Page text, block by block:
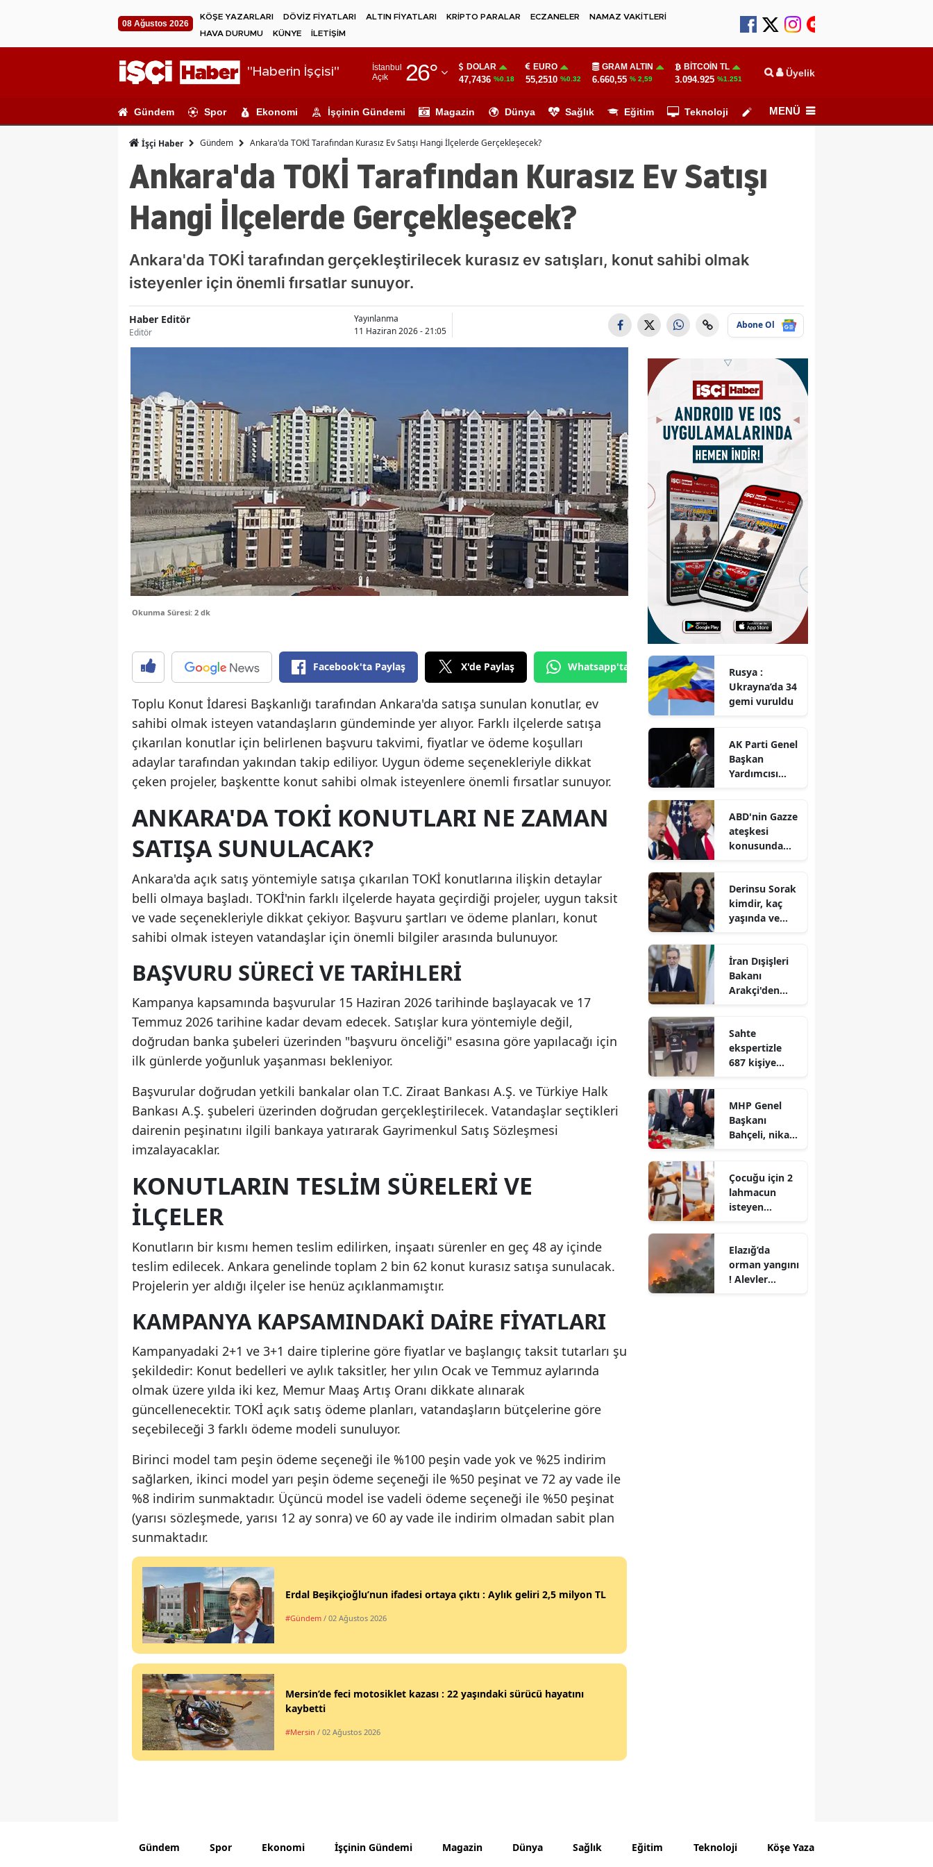
08 Ağustos 2026
KÖŞE YAZARLARI DÖVİZ FİYATLARI ALTIN FİYATLARI KRİPTO PARALAR ECZANELER
NAMAZ VAKİTLERİ
HAVA DURUMU
KÜNYE İLETİŞİM
"Haberin İşçisi"
İstanbul
Açık
26°
Adıyaman
Ağrı
Ankara
Antalya
Artvin
Aydın
Bilecik
Burdur
Bursa
Çanakkale
Çankırı
Çorum
Denizli
Elazığ
Erzincan
Erzurum
Eskişehir
Gaziantep
Giresun
Hatay
Isparta
İstanbul
İzmir
Kars
Kastamonu
Kayseri
Kırklareli
Kocaeli
Malatya
Manisa
Kahramanmaraş
Mardin
Muğla
Muş
Nevşehir
Niğde
Ordu
Rize
Sivas
Tekirdağ
DOLAR
47,7436 %0.18
EURO
55,2510 %0.32
GRAM ALTIN
6.660,55 % 2,59
BITCOIN TL
3.094.925 %1.251 Üyelik
Gündem Spor Ekonomi İşçinin Gündemi Magazin Dünya Sağlık Eğitim Teknoloji Köşe Yazarları
MENÜ
İşçi Haber Gündem Ankara'da TOKİ Tarafından Kurasız Ev Satışı Hangi İlçelerde Gerçekleşecek?
Ankara'da TOKİ Tarafından Kurasız Ev Satışı
Hangi İlçelerde Gerçekleşecek?
Ankara'da TOKİ tarafından gerçekleştirilecek kurasız ev satışları, konut sahibi olmak
isteyenler için önemli fırsatlar sunuyor.
Haber Editör
Editör
Yayınlanma
11 Haziran 2026 - 21:05
Abone Ol
Okunma Süresi: 2 dk
Facebook'ta Paylaş X'de Paylaş Whatsapp'tan Gönder
Toplu Konut İdaresi Başkanlığı tarafından Ankara'da satışa sunulan konutlar, ev
sahibi olmak isteyen vatandaşların gündeminde yer alıyor. Farklı ilçelerde satışa
çıkarılan konutlar için belirlenen başvuru takvimi, fiyatlar ve ödeme koşulları
adaylar tarafından yakından takip ediliyor. Uygun ödeme seçenekleriyle dikkat
çeken projeler, başkentte konut sahibi olmak isteyenlere önemli fırsatlar sunuyor.
ANKARA'DA TOKİ KONUTLARI NE ZAMAN
SATIŞA SUNULACAK?
Ankara'da açık satış yöntemiyle satışa çıkarılan TOKİ konutlarına ilişkin detaylar
belli olmaya başladı. TOKİ'nin farklı ilçelerde hayata geçirdiği projeler, uygun taksit
ve vade seçenekleriyle dikkat çekiyor. Başvuru şartları ve ödeme planları, konut
sahibi olmak isteyen vatandaşlar için önemli bilgiler arasında bulunuyor.
BAŞVURU SÜRECI VE TARIHLERI
Kampanya kapsamında başvurular 15 Haziran 2026 tarihinde başlayacak ve 17
Temmuz 2026 tarihine kadar devam edecek. Satışlar kura yöntemiyle değil,
doğrudan banka şubeleri üzerinden "başvuru önceliği" esasına göre yapılacağı için
ilk günlerde yoğunluk yaşanması bekleniyor.
Başvurular doğrudan yetkili bankalar olan T.C. Ziraat Bankası A.Ş. ve Türkiye Halk
Bankası A.Ş. şubeleri üzerinden doğrudan gerçekleştirilecek. Vatandaşlar seçtikleri
dairenin peşinatını ilgili bankaya yatırarak Gayrimenkul Satış Sözleşmesi
imzalayacaklar.
KONUTLARIN TESLIM SÜRELERI VE
İLÇELER
Konutların bir kısmı hemen teslim edilirken, inşaatı sürenler en geç 48 ay içinde
teslim edilecek. Ankara genelinde toplam 2 bin 62 konut kurasız satışa sunulacak.
Projelerin yer aldığı ilçeler ise henüz açıklanmamıştır.
KAMPANYA KAPSAMINDAKI DAIRE FIYATLARI
Kampanyadaki 2+1 ve 3+1 daire tiplerine göre fiyatlar ve başlangıç taksit tutarları şu
şekildedir: Konut bedelleri ve aylık taksitler, her yılın Ocak ve Temmuz aylarında
olmak üzere yılda iki kez, Memur Maaş Artış Oranı dikkate alınarak
güncellenecektir. TOKİ açık satış ödeme planları, vatandaşların bütçelerine göre
seçebileceği 3 farklı ödeme modeli sunuluyor.
Birinci model tam peşin ödeme seçeneği ile %100 peşin vade yok ve %25 indirim
sağlarken, ikinci model yarı peşin ödeme seçeneği ile %50 peşinat ve 72 ay vade ile
%8 indirim sunmaktadır. Üçüncü model ise vadeli ödeme seçeneği ile %50 peşinat
(yarısı sözleşmede, yarısı 12 ay sonra) ve 60 ay vade ile indirim olmadan sabit plan
sunmaktadır.
Erdal Beşikçioğlu’nun ifadesi ortaya çıktı : Aylık geliri 2,5 milyon TL
#Gündem / 02 Ağustos 2026
Mersin’de feci motosiklet kazası : 22 yaşındaki sürücü hayatını
kaybetti
#Mersin / 02 Ağustos 2026
Rusya :
Ukrayna’da 34
gemi vuruldu
AK Parti Genel
Başkan
Yardımcısı
birliği uzak
değil, yakındır
ABD'nin Gazze
ateşkesi
konusunda
Derinsu Sorak
kimdir, kaç
yaşında ve
oynadı?
İran Dışişleri
Bakanı
Arakçi'den
Sahte
ekspertizle
687 kişiye
suç örgütü
çökertildi
MHP Genel
Başkanı
Bahçeli, nikah
Çocuğu için 2
lahmacun
isteyen
Elazığ’da
orman yangını
! Alevler
Gündem Spor Ekonomi İşçinin Gündemi Magazin Dünya Sağlık Eğitim Teknoloji Köşe Yazarları